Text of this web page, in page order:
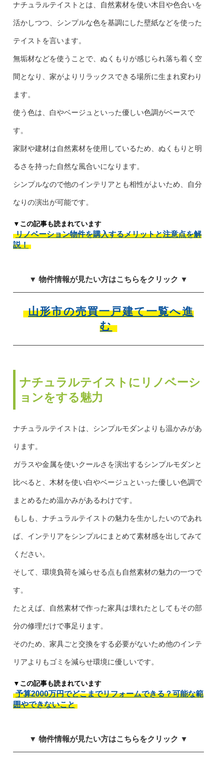
ナチュラルテイストとは、自然素材を使い木目や色合いを
活かしつつ、シンプルな色を基調にした壁紙などを使った
テイストを言います。
無垢材などを使うことで、ぬくもりが感じられ落ち着く空
間となり、家がよりリラックスできる場所に生まれ変わり
ます。
使う色は、白やベージュといった優しい色調がベースで
す。
家財や建材は自然素材を使用しているため、ぬくもりと明
るさを持った自然な風合いになります。
シンプルなので他のインテリアとも相性がよいため、自分
なりの演出が可能です。
▼この記事も読まれています
リノベーション物件を購入するメリットと注意点を解
説！
▼ 物件情報が見たい方はこちらをクリック ▼
山形市の売買一戸建て一覧へ進
む
ナチュラルテイストにリノベーシ
ョンをする魅力
ナチュラルテイストは、シンプルモダンよりも温かみがあ
ります。
ガラスや金属を使いクールさを演出するシンプルモダンと
比べると、木材を使い白やベージュといった優しい色調で
まとめるため温かみがあるわけです。
もしも、ナチュラルテイストの魅力を生かしたいのであれ
ば、インテリアをシンプルにまとめて素材感を出してみて
ください。
そして、環境負荷を減らせる点も自然素材の魅力の一つで
す。
たとえば、自然素材で作った家具は壊れたとしてもその部
分の修理だけで事足ります。
そのため、家具ごと交換をする必要がないため他のインテ
リアよりもゴミを減らせ環境に優しいです。
▼この記事も読まれています
予算2000万円でどこまでリフォームできる？可能な範
囲やできないこと
▼ 物件情報が見たい方はこちらをクリック ▼